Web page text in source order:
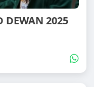
DEWAN 2025